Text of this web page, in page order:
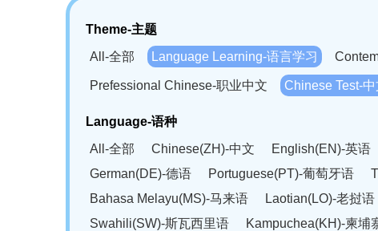
Theme-主题
All-全部
Language Learning-语言学习
Prefessional Chinese-职业中文 Chinese Test-
Language-语种
All-全部
Chinese(ZH)-中文 English(EN)-英语
German(DE)-德语
Portuguese(PT)-葡萄牙语
Bahasa Melayu(MS)-马来语
Laotian(LO)-老挝语
Swahili(SW)-斯瓦西里语
Kampuchea(KH)-柬埔